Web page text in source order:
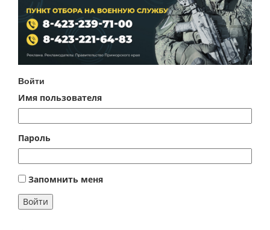
Войти
Имя пользователя
Пароль
Запомнить меня
Войти